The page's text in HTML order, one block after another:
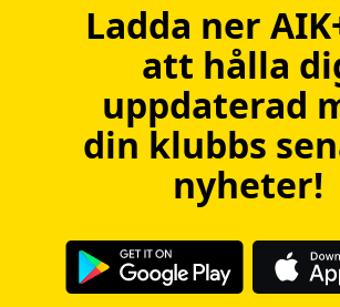
Ladda ner
att hålla
uppdaterad
din klubbs
nyheter!